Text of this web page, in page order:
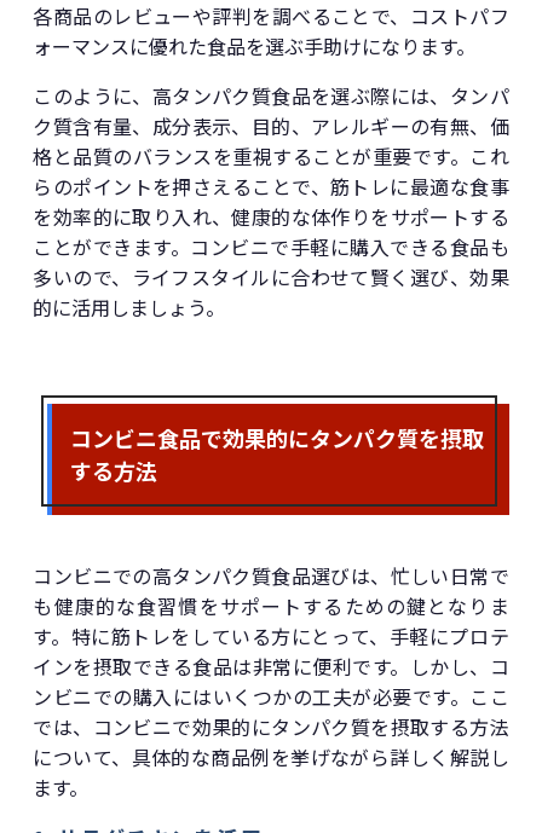
各商品のレビューや評判を調べることで、コストパフ
ォーマンスに優れた食品を選ぶ手助けになります。
このように、高タンパク質食品を選ぶ際には、タンパ
ク質含有量、成分表示、目的、アレルギーの有無、価
格と品質のバランスを重視することが重要です。これ
らのポイントを押さえることで、筋トレに最適な食事
を効率的に取り入れ、健康的な体作りをサポートする
ことができます。コンビニで手軽に購入できる食品も
多いので、ライフスタイルに合わせて賢く選び、効果
的に活用しましょう。
コンビニ食品で効果的にタンパク質を摂取
する方法
コンビニでの高タンパク質食品選びは、忙しい日常で
も健康的な食習慣をサポートするための鍵となりま
す。特に筋トレをしている方にとって、手軽にプロテ
インを摂取できる食品は非常に便利です。しかし、コ
ンビニでの購入にはいくつかの工夫が必要です。ここ
では、コンビニで効果的にタンパク質を摂取する方法
について、具体的な商品例を挙げながら詳しく解説し
ます。